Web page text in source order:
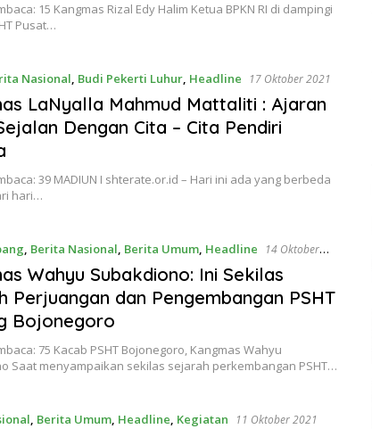
15 Kangmas Rizal Edy Halim Ketua BPKN RI di dampingi
Pusat…
Nasional, Budi Pekerti Luhur, Headline 17 Oktober 2021
LaNyalla Mahmud Mattaliti : Ajaran
Dengan Cita – Cita Pendiri
39 MADIUN I shterate.or.id – Hari ini ada yang berbeda
hari…
, Berita Nasional, Berita Umum, Headline
14 Oktober
Wahyu Subakdiono: Ini Sekilas
Perjuangan dan Pengembangan PSHT
Bojonegoro
75 Kacab PSHT Bojonegoro, Kangmas Wahyu
Saat menyampaikan sekilas sejarah perkembangan PSHT…
, Berita Umum, Headline, Kegiatan 11 Oktober 2021